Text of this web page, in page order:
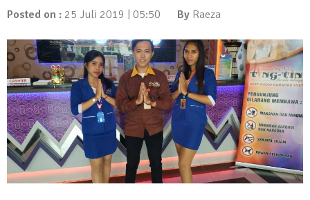
10 November 2025 | 14:07
Puluhan Warga Dusun III Geruduk
Balai Kampung Pujobasuki, Tuntut
Kadus Untuk Mundur
4 September 2025 | 15:40
News Flash
iklan ucapan HUT RI
20 Agustus 2025 | 14:43
News Flash
Posted on : 25 Juli 2019 | 05:50 By Raeza